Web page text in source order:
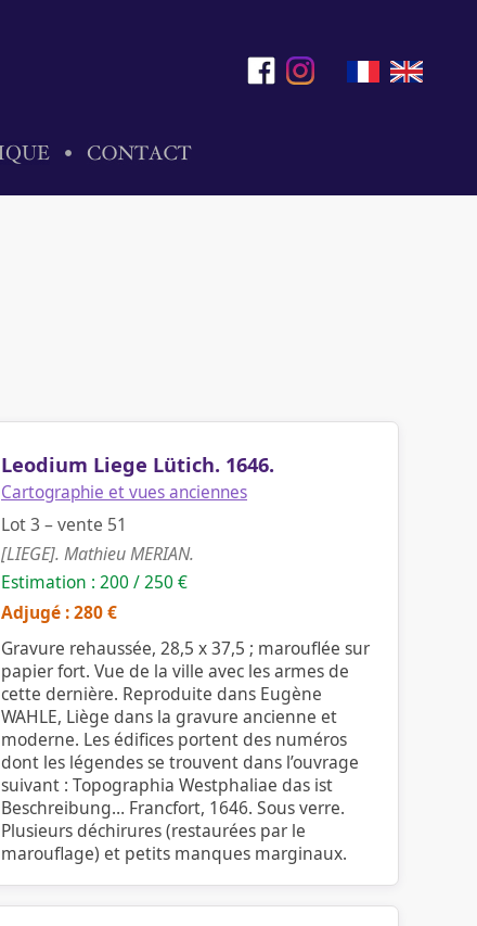
Leodium Liege Lütich. 1646.
Cartographie et vues anciennes
Lot 3 – vente 51
[LIEGE]. Mathieu MERIAN.
Estimation : 200 / 250 €
Adjugé : 280 €
Gravure rehaussée, 28,5 x 37,5 ; marouflée sur
papier fort. Vue de la ville avec les armes de
cette dernière. Reproduite dans Eugène
WAHLE, Liège dans la gravure ancienne et
moderne. Les édifices portent des numéros
dont les légendes se trouvent dans l’ouvrage
suivant : Topographia Westphaliae das ist
Beschreibung… Francfort, 1646. Sous verre.
Plusieurs déchirures (restaurées par le
marouflage) et petits manques marginaux.